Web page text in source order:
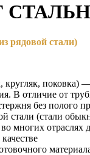
рядовой стали)
, кругляк, поковка)
В отличие от
без полого
стали (стали
многих отраслях